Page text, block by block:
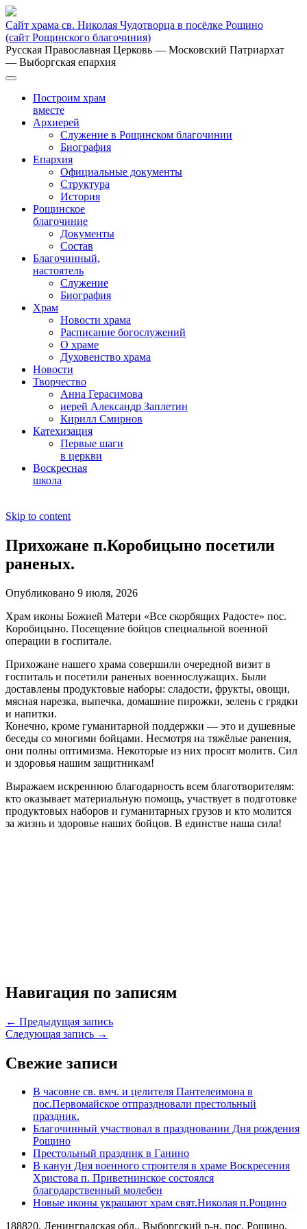
Сайт храма св. Николая Чудотворца в посёлке Рощино
(сайт Рощинского благочиния)
Русская Православная Церковь — Московский Патриархат
— Выборгская епархия
Построим храм
вместе
Архиерей
Служение в Рощинском благочинии
Биография
Епархия
Официальные документы
Структура
История
Рощинское
благочиние
Документы
Состав
Благочинный,
настоятель
Служение
Биография
Храм
Новости храма
Расписание богослужений
О храме
Духовенство храма
Новости
Творчество
Анна Герасимова
иерей Александр Заплетин
Кирилл Смирнов
Катехизация
Первые шаги
в церкви
Воскресная
школа
Skip to content
Прихожане п.Коробицыно посетили
раненых.
Опубликовано 9 июля, 2026
Храм иконы Божией Матери «Все скорбящих Радосте» пос.
Коробицыно. Посещение бойцов специальной военной
операции в госпитале.
Прихожане нашего храма совершили очередной визит в
госпиталь и посетили раненых военнослужащих. Были
доставлены продуктовые наборы: сладости, фрукты, овощи,
мясная нарезка, выпечка, домашние пирожки, зелень с грядки
и напитки.
Конечно, кроме гуманитарной поддержки — это и душевные
беседы со многими бойцами. Несмотря на тяжёлые ранения,
они полны оптимизма. Некоторые из них просят молитв. Сил
и здоровья нашим защитникам!
Выражаем искреннюю благодарность всем благотворителям:
кто оказывает материальную помощь, участвует в подготовке
продуктовых наборов и гуманитарных грузов и кто молится
за жизнь и здоровье наших бойцов. В единстве наша сила!
Навигация по записям
← Предыдущая запись
Следующая запись →
Свежие записи
В часовне св. вмч. и целителя Пантелеимона в
пос.Первомайское отпраздновали престольный
праздник.
Благочинный участвовал в праздновании Дня рождения
Рощино
Престольный праздник в Ганино
В канун Дня военного строителя в храме Воскресения
Христова п. Приветнинское состоялся
благодарственный молебен
Новые иконы украшают храм свят.Николая п.Рощино
188820, Ленинградская обл., Выборгский р-н, пос. Рощино,